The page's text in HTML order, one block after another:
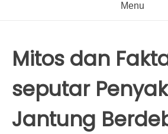
Menu
Mitos dan
seputar
Jantung